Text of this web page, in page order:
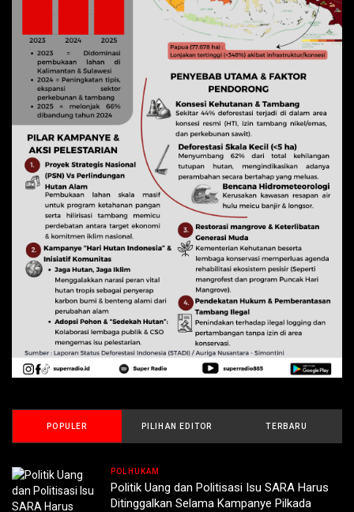
POPULER PILIHAN EDITOR TERBARU
POLHUKAM
Politik Uang dan Politisasi Isu SARA Harus
Ditinggalkan Selama Kampanye Pilkada